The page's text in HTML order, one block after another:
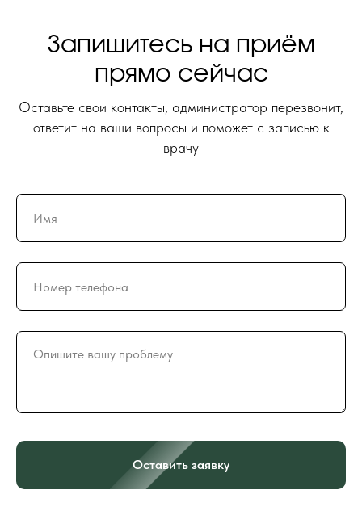
Запишитесь на приём
прямо сейчас
Оставьте свои контакты, администратор перезвонит,
ответит на ваши вопросы и поможет с записью к
врачу
Оставить заявку